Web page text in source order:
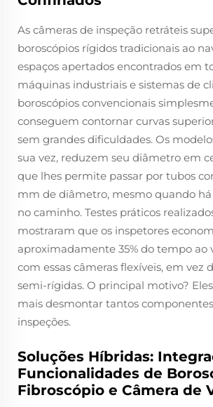
As câmeras de inspeção retráteis
boroscópios rígidos tradicionais ao
espaços apertados encontrados em
máquinas industriais e sistemas de
boroscópios convencionais
conseguem contornar curvas
sem grandes dificuldades. Os
sua vez, reduzem seu diâmetro em
que lhes permite passar por tubos
mm de diâmetro, mesmo quando há
no caminho. Testes práticos
mostraram que os inspetores
aproximadamente 35% do tempo ao
com essas câmeras flexíveis, em vez
semi-rígidas. O principal motivo?
mais desmontar tantos
inspeções.
Soluções Híbridas:
Funcionalidades de
Fibroscópio e Câmera de